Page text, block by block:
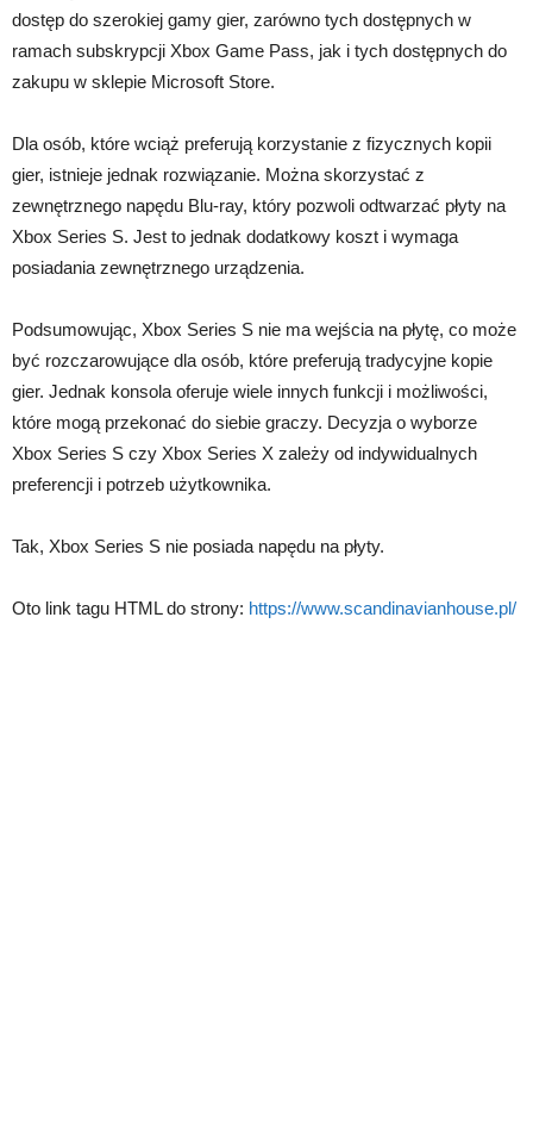
dostęp do szerokiej gamy gier, zarówno tych dostępnych w
ramach subskrypcji Xbox Game Pass, jak i tych dostępnych do
zakupu w sklepie Microsoft Store.
Dla osób, które wciąż preferują korzystanie z fizycznych kopii
gier, istnieje jednak rozwiązanie. Można skorzystać z
zewnętrznego napędu Blu-ray, który pozwoli odtwarzać płyty na
Xbox Series S. Jest to jednak dodatkowy koszt i wymaga
posiadania zewnętrznego urządzenia.
Podsumowując, Xbox Series S nie ma wejścia na płytę, co może
być rozczarowujące dla osób, które preferują tradycyjne kopie
gier. Jednak konsola oferuje wiele innych funkcji i możliwości,
które mogą przekonać do siebie graczy. Decyzja o wyborze
Xbox Series S czy Xbox Series X zależy od indywidualnych
preferencji i potrzeb użytkownika.
Tak, Xbox Series S nie posiada napędu na płyty.
Oto link tagu HTML do strony: https://www.scandinavianhouse.pl/